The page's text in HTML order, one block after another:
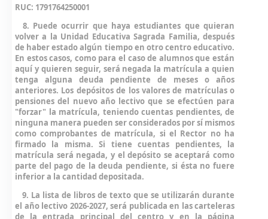
RUC: 1791764250001
8. Puede ocurrir que haya estudiantes que quieran
volver a la Unidad Educativa Sagrada Familia, después
de haber estado algún tiempo en otro centro educativo.
En estos casos, como para el caso de alumnos que están
aquí y quieren seguir, será negada la matrícula a quien
tenga alguna deuda pendiente de meses o años
anteriores. Los depósitos de los valores de matrículas o
pensiones del nuevo año lectivo que se efectúen para
"forzar" la matrícula, teniendo cuentas pendientes, de
ninguna manera pueden ser considerados por sí mismos
como comprobantes de matrícula, si el Rector no ha
firmado la misma. Si tiene cuentas pendientes, la
matrícula será negada, y el depósito se aceptará como
parte del pago de la deuda pendiente, si ésta no fuere
inferior a la cantidad depositada.
9. La lista de libros de texto que se utilizarán durante
el año lectivo 2026-2027, será publicada en las carteleras
de la entrada principal del centro y en la página